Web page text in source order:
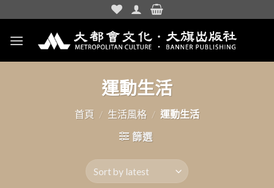
to
content
運動生活
首頁 / 生活風格 / 運動生活
篩選